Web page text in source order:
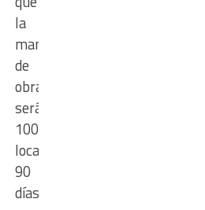
la
mano
de
obra
será
100%
local. “En
90
días